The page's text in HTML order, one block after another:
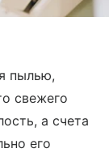
пылью,
свежего
а счета
его